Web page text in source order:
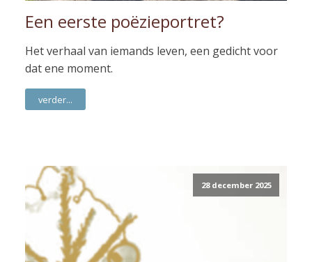
Een eerste poëzieportret?
Het verhaal van iemands leven, een gedicht voor
dat ene moment.
verder...
28 december 2025